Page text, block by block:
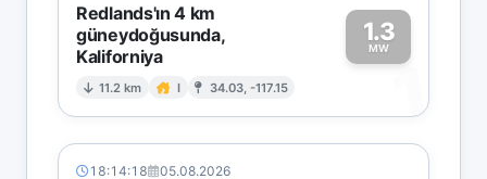
Redlands'ın 4 km
güneydoğusunda,
Kaliforniya
11.2 km I 34.03, -117.15
1.3
MW
1
18:14:18 05.08.2026